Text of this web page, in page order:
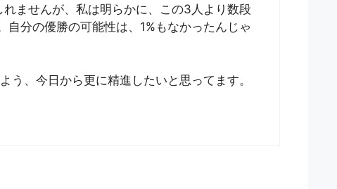
ませんが、私は明らかに、この3人より数段
分の優勝の可能性は、1%もなかったんじゃ
う、今日から更に精進したいと思ってます。